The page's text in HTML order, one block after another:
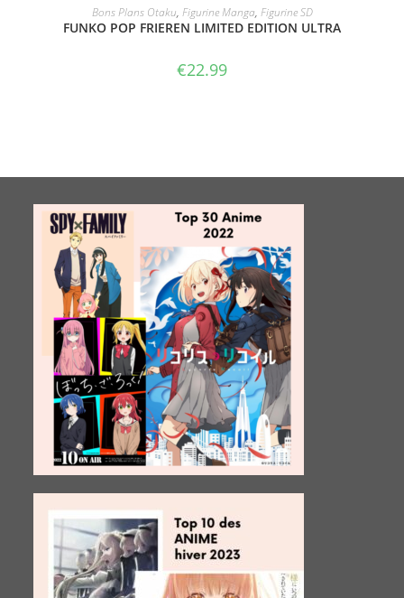
VOIR LE PRODUIT
Bons Plans Otaku, Figurine Manga, Figurine SD
FUNKO POP FRIEREN LIMITED EDITION ULTRA
€22.99